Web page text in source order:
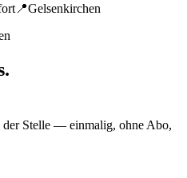
📍Gelsenkirchen
der Stelle — einmalig, ohne Abo,